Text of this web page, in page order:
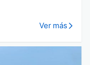
Ver más